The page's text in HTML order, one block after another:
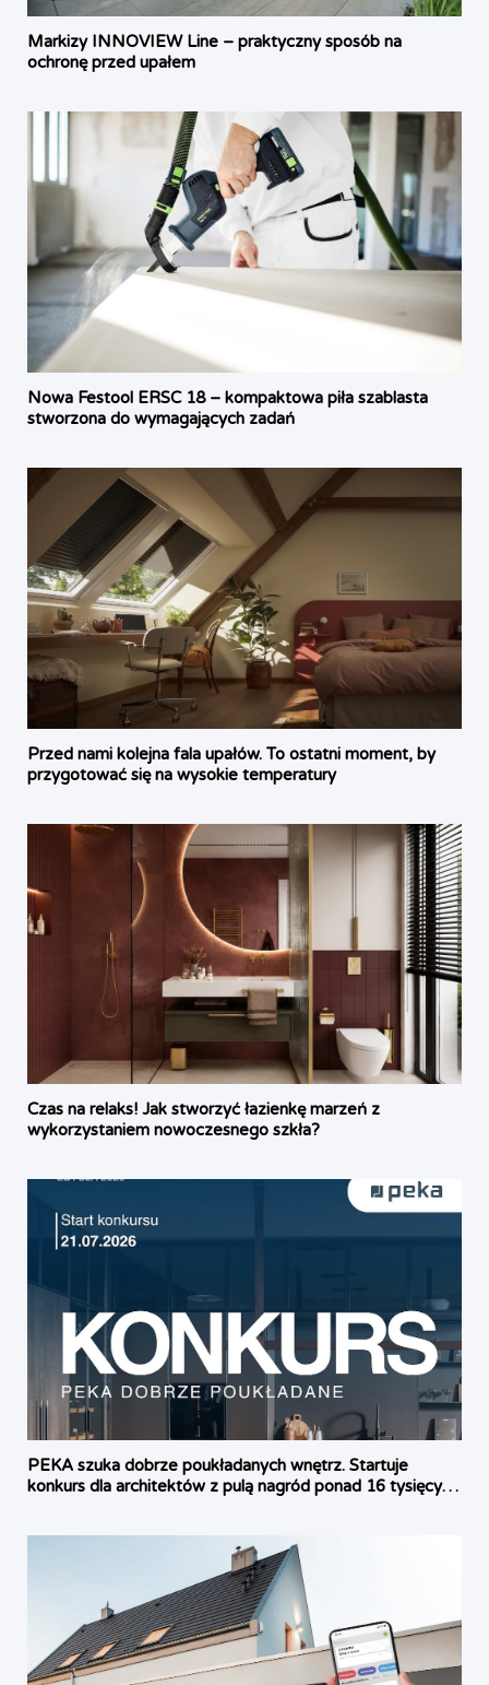
Markizy INNOVIEW Line – praktyczny sposób na
ochronę przed upałem
Nowa Festool ERSC 18 – kompaktowa piła szablasta
stworzona do wymagających zadań
Przed nami kolejna fala upałów. To ostatni moment, by
przygotować się na wysokie temperatury
Czas na relaks! Jak stworzyć łazienkę marzeń z
wykorzystaniem nowoczesnego szkła?
PEKA szuka dobrze poukładanych wnętrz. Startuje
konkurs dla architektów z pulą nagród ponad 16 tysięcy